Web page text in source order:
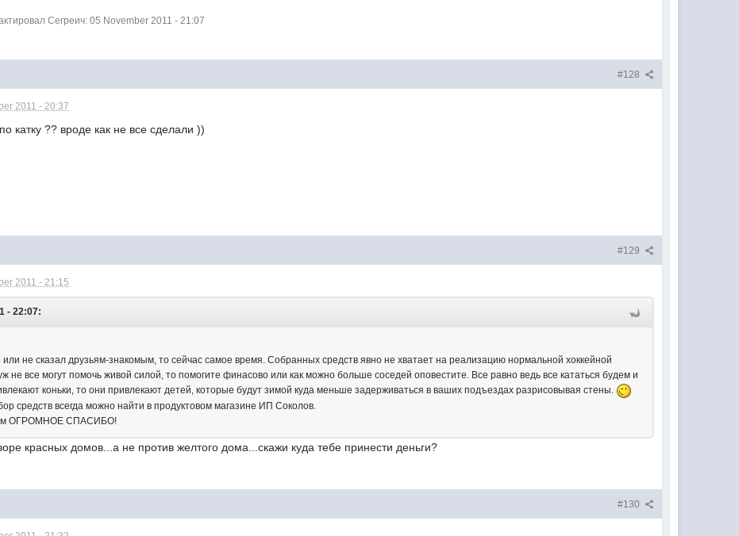
Сегреич: 05 November 2011 - 21:07
#128
2011 - 20:37
катку ?? вроде как не все сделали ))
#129
2011 - 21:15
- 22:07:
или не сказал друзьям-знакомым, то сейчас самое время. Собранных средств явно не хватает на реализацию нормальной хоккейной
не все могут помочь живой силой, то помогите финасово или как можно больше соседей оповестите. Все равно ведь все кататься будем и
коньки, то они привлекают детей, которые будут зимой куда меньше задерживаться в ваших подъездах разрисовывая стены.
средств всегда можно найти в продуктовом магазине ИП Соколов.
ОГРОМНОЕ СПАСИБО!
красных домов...а не против желтого дома...скажи куда тебе принести деньги?
#130